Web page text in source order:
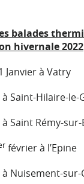
balades
hivernale 2022
Janvier à Vatry
à Saint-Hilaire-le-
à Saint Rémy-
février à l’Epine
Nuisement-sur-